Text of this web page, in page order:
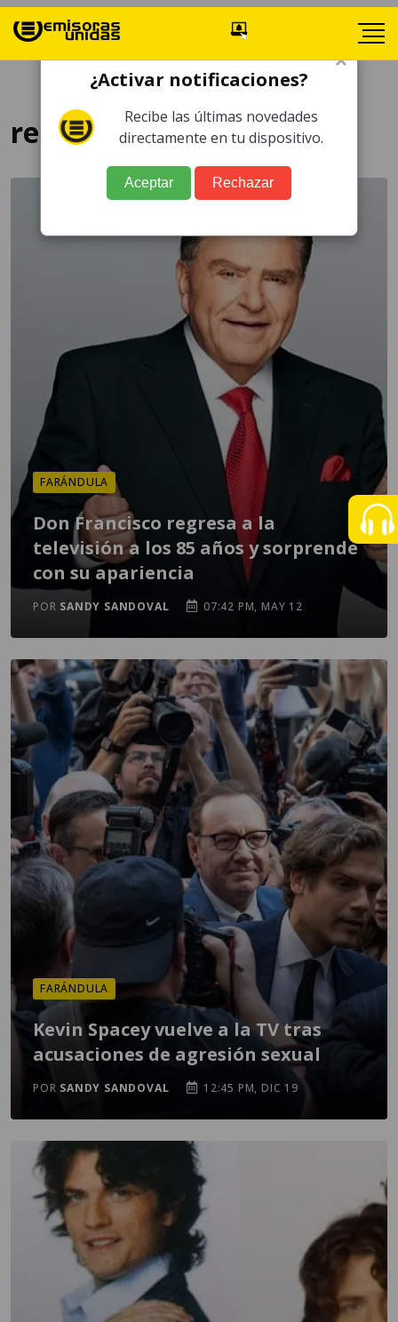
regreso televisión
FARÁNDULA
Don Francisco regresa a la
televisión a los 85 años y sorprende
con su apariencia
POR SANDY SANDOVAL 07:42 PM, MAY 12
FARÁNDULA
Kevin Spacey vuelve a la TV tras
acusaciones de agresión sexual
POR SANDY SANDOVAL 12:45 PM, DIC 19
×
¿Activar notificaciones?
Recibe las últimas novedades
directamente en tu dispositivo.
Aceptar Rechazar